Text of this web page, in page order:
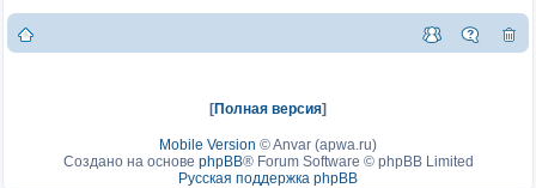
[Полная версия]
Mobile Version ©Anvar (apwa.ru)
Создано на основе phpBB® Forum Software © phpBB Limited
Русская поддержка phpBB